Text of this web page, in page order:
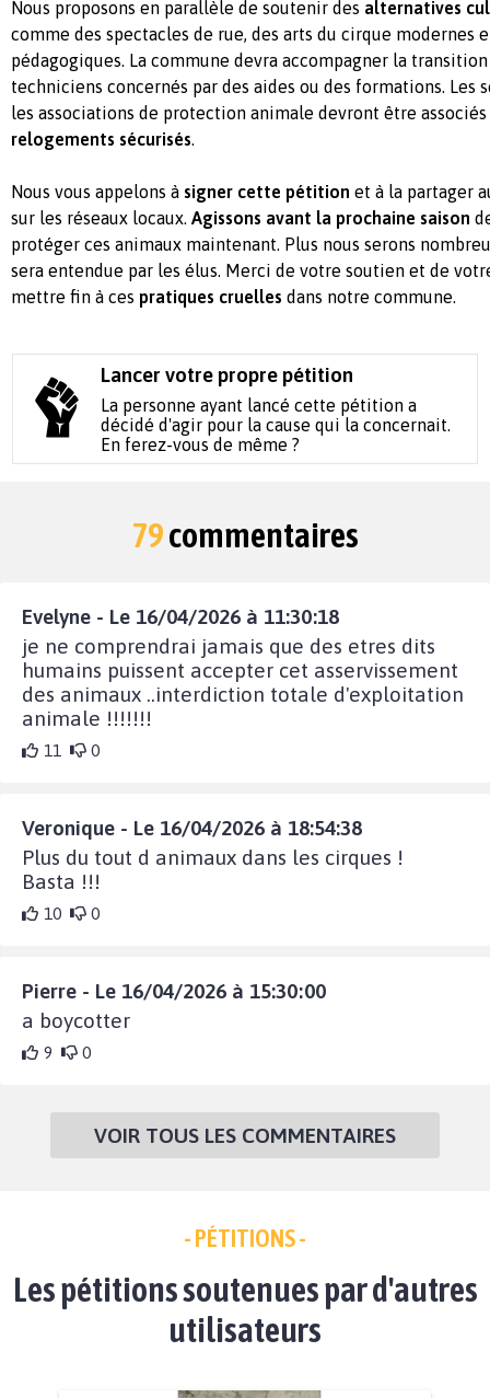
Nous proposons en parallèle de soutenir des alternatives
comme des spectacles de rue, des arts du cirque modernes
pédagogiques. La commune devra accompagner la
techniciens concernés par des aides ou des formations. Les
les associations de protection animale devront être
relogements sécurisés.
Nous vous appelons à signer cette pétition et à la partager
sur les réseaux locaux. Agissons avant la prochaine saison
protéger ces animaux maintenant. Plus nous serons
sera entendue par les élus. Merci de votre soutien et de
mettre fin à ces pratiques cruelles dans notre commune.
Lancer votre propre pétition
La personne ayant lancé cette pétition a
décidé d'agir pour la cause qui la concernait.
En ferez-vous de même ?
79commentaires
Evelyne - Le 16/04/2026 à 11:30:18
je ne comprendrai jamais que des etres dits
humains puissent accepter cet asservissement
des animaux ..interdiction totale d'exploitation
animale !!!!!!!
11 0
Veronique - Le 16/04/2026 à 18:54:38
Plus du tout d animaux dans les cirques !
Basta !!!
10 0
Pierre - Le 16/04/2026 à 15:30:00
a boycotter
9 0
VOIR TOUS LES COMMENTAIRES
- PÉTITIONS -
Les pétitions soutenues par d'autres
utilisateurs